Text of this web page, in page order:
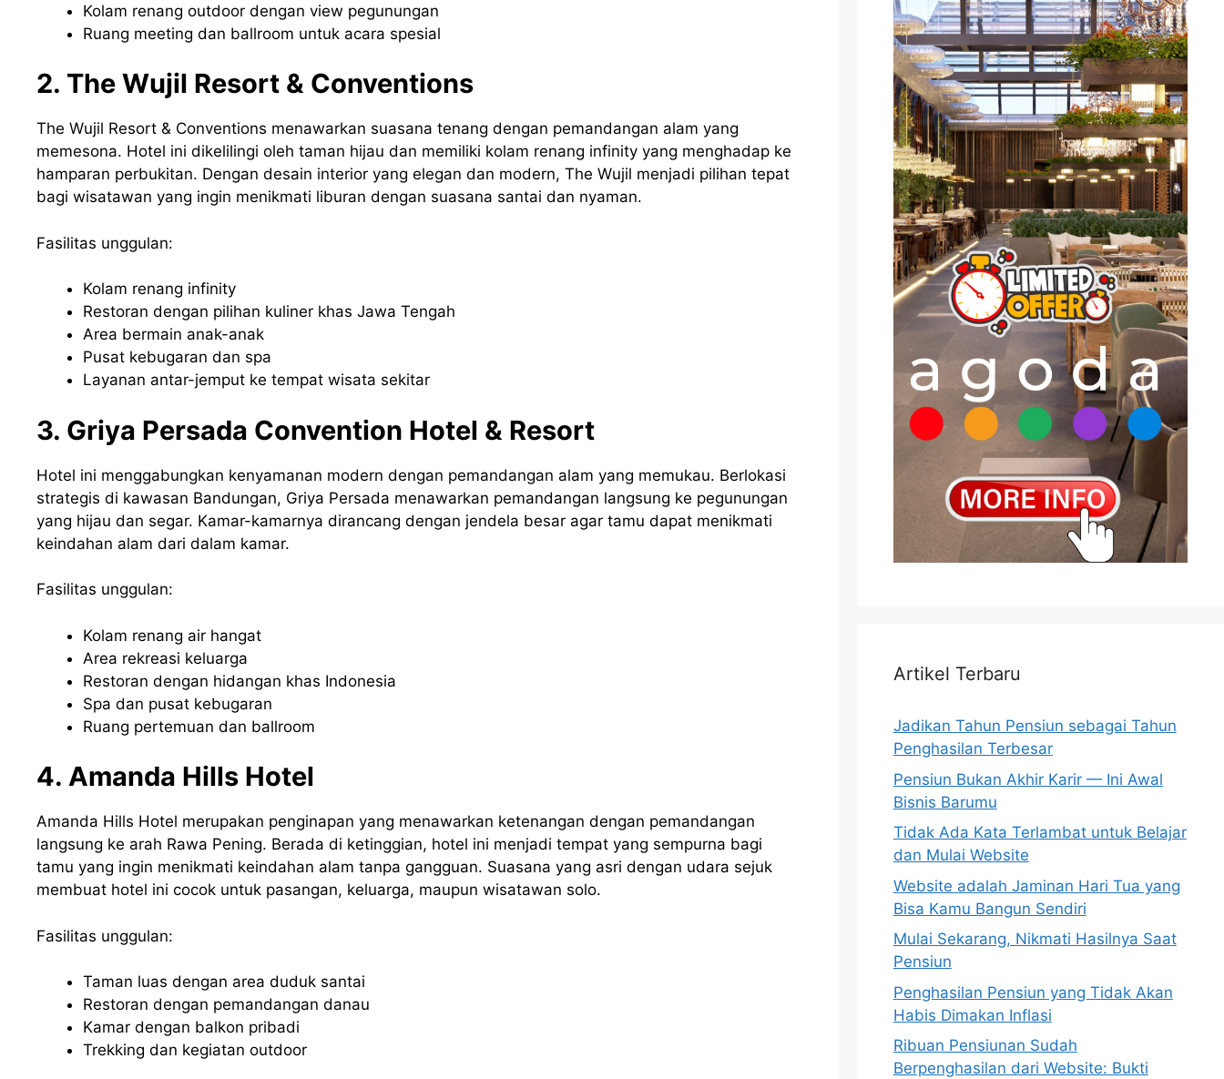
Kolam renang outdoor dengan view pegunungan
Ruang meeting dan ballroom untuk acara spesial
2. The Wujil Resort & Conventions
The Wujil Resort & Conventions menawarkan suasana tenang dengan pemandangan alam yang
memesona. Hotel ini dikelilingi oleh taman hijau dan memiliki kolam renang infinity yang menghadap ke
hamparan perbukitan. Dengan desain interior yang elegan dan modern, The Wujil menjadi pilihan tepat
bagi wisatawan yang ingin menikmati liburan dengan suasana santai dan nyaman.
Fasilitas unggulan:
Kolam renang infinity
Restoran dengan pilihan kuliner khas Jawa Tengah
Area bermain anak-anak
Pusat kebugaran dan spa
Layanan antar-jemput ke tempat wisata sekitar
3. Griya Persada Convention Hotel & Resort
Hotel ini menggabungkan kenyamanan modern dengan pemandangan alam yang memukau. Berlokasi
strategis di kawasan Bandungan, Griya Persada menawarkan pemandangan langsung ke pegunungan
yang hijau dan segar. Kamar-kamarnya dirancang dengan jendela besar agar tamu dapat menikmati
keindahan alam dari dalam kamar.
Fasilitas unggulan:
Kolam renang air hangat
Area rekreasi keluarga
Restoran dengan hidangan khas Indonesia
Spa dan pusat kebugaran
Ruang pertemuan dan ballroom
4. Amanda Hills Hotel
Amanda Hills Hotel merupakan penginapan yang menawarkan ketenangan dengan pemandangan
langsung ke arah Rawa Pening. Berada di ketinggian, hotel ini menjadi tempat yang sempurna bagi
tamu yang ingin menikmati keindahan alam tanpa gangguan. Suasana yang asri dengan udara sejuk
membuat hotel ini cocok untuk pasangan, keluarga, maupun wisatawan solo.
Fasilitas unggulan:
Taman luas dengan area duduk santai
Restoran dengan pemandangan danau
Kamar dengan balkon pribadi
Trekking dan kegiatan outdoor
Artikel Terbaru
Jadikan Tahun Pensiun sebagai Tahun
Penghasilan Terbesar
Pensiun Bukan Akhir Karir — Ini Awal
Bisnis Barumu
Tidak Ada Kata Terlambat untuk Belajar
dan Mulai Website
Website adalah Jaminan Hari Tua yang
Bisa Kamu Bangun Sendiri
Mulai Sekarang, Nikmati Hasilnya Saat
Pensiun
Penghasilan Pensiun yang Tidak Akan
Habis Dimakan Inflasi
Ribuan Pensiunan Sudah
Berpenghasilan dari Website: Bukti